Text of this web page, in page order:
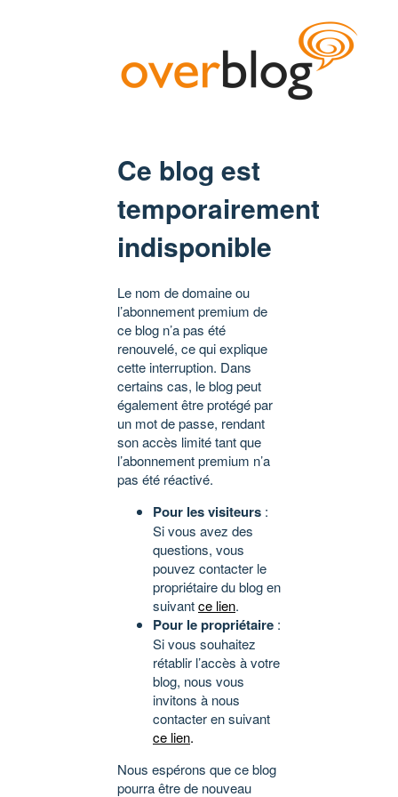
Ce blog est
temporairement
indisponible
Le nom de domaine ou
l’abonnement premium de
ce blog n’a pas été
renouvelé, ce qui explique
cette interruption. Dans
certains cas, le blog peut
également être protégé par
un mot de passe, rendant
son accès limité tant que
l’abonnement premium n’a
pas été réactivé.
Pour les visiteurs :
Si vous avez des
questions, vous
pouvez contacter le
propriétaire du blog en
suivantce lien.
Pour le propriétaire :
Si vous souhaitez
rétablir l’accès à votre
blog, nous vous
invitons à nous
contacter en suivant
ce lien.
Nous espérons que ce blog
pourra être de nouveau